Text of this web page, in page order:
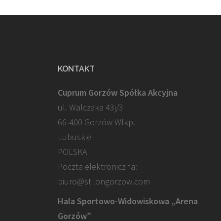
KONTAKT
Cuprum Gorzów Spółka Akcyjna
ul. Walczaka 43j/3
66-400 Gorzów Wlkp.
Lubuskie
POLSKA
Poczta elektroniczna:
biuro@stilongorzow.com
Hala Sportowo-Widowiskowa „Arena
Gorzów”